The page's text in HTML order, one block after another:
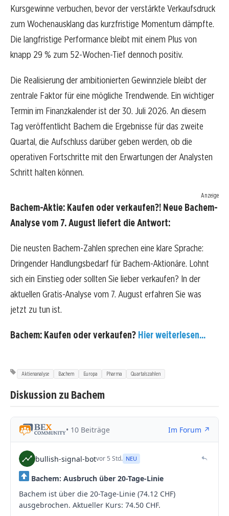
Kursgewinne verbuchen, bevor der verstärkte Verkaufsdruck
zum Wochenausklang das kurzfristige Momentum dämpfte.
Die langfristige Performance bleibt mit einem Plus von
knapp 29 % zum 52-Wochen-Tief dennoch positiv.
Die Realisierung der ambitionierten Gewinnziele bleibt der
zentrale Faktor für eine mögliche Trendwende. Ein wichtiger
Termin im Finanzkalender ist der 30. Juli 2026. An diesem
Tag veröffentlicht Bachem die Ergebnisse für das zweite
Quartal, die Aufschluss darüber geben werden, ob die
operativen Fortschritte mit den Erwartungen der Analysten
Schritt halten können.
Anzeige
Bachem-Aktie: Kaufen oder verkaufen?! Neue Bachem-
Analyse vom 7. August liefert die Antwort:
Die neusten Bachem-Zahlen sprechen eine klare Sprache:
Dringender Handlungsbedarf für Bachem-Aktionäre. Lohnt
sich ein Einstieg oder sollten Sie lieber verkaufen? In der
aktuellen Gratis-Analyse vom 7. August erfahren Sie was
jetzt zu tun ist.
Bachem: Kaufen oder verkaufen? Hier weiterlesen...
Aktienanalyse Bachem Europa Pharma Quartalszahlen
Diskussion zu Bachem